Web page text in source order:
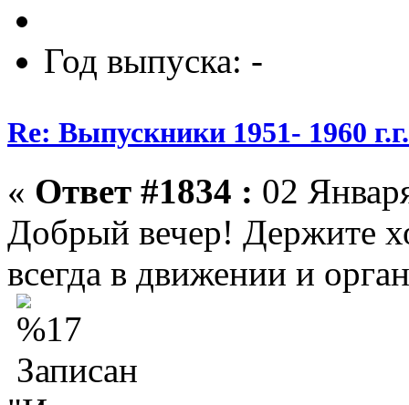
Год выпуска: -
Re: Выпускники 1951- 1960
« Ответ #1834 : 02
Добрый вечер! Держите
всегда в движении и
Записан